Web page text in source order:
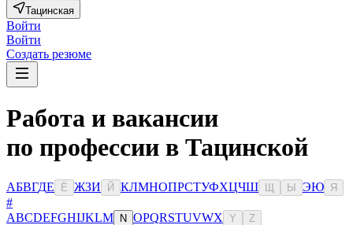
Тацинская
Войти
Войти
Создать резюме
Работа и вакансии
по профессии в Тацинской
АБВГДЕ Ё ЖЗИ Й КЛМНОПРСТУФХЦЧШ Ы ЭЮ Я
#
ABCDEFGHIJKLM N OPQRSTUVWX Y Z